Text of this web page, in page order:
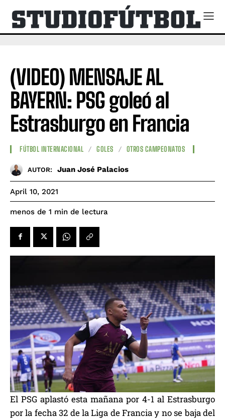
(VIDEO) MENSAJE AL
BAYERN: PSG goleó al
Estrasburgo en Francia
FÚTBOL INTERNACIONAL GOLES OTROS CAMPEONATOS
AUTOR: Juan José Palacios
April 10, 2021
menos de 1 min de lectura
El PSG aplastó esta mañana por 4-1 al Estrasburgo
por la fecha 32 de la Liga de Francia y no se baja del